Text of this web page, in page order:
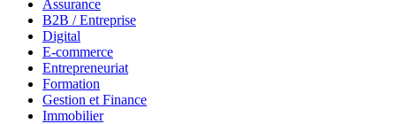
Assurance
B2B / Entreprise
Digital
E-commerce
Entrepreneuriat
Formation
Gestion et Finance
Immobilier